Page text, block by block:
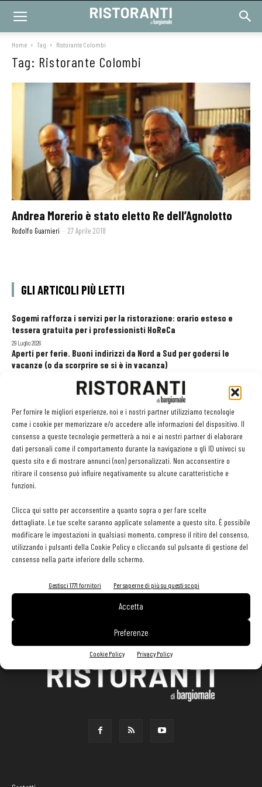
Per fornire le migliori esperienze, noi e i nostri partner utilizziamo tecnologie
come i cookie per memorizzare e/o accedere alle informazioni del dispositivo. Il
consenso a queste tecnologie permetterà a noi e ai nostri partner di elaborare
dati personali come il comportamento durante la navigazione o gli ID univoci su
questo sito e di mostrare annunci (non) personalizzati. Non acconsentire o
ritirare il consenso può influire negativamente su alcune caratteristiche e
funzioni.
Clicca qui sotto per acconsentire a quanto sopra o per fare scelte
dettagliate. Le tue scelte saranno applicate solamente a questo sito. È possibile
modificare le impostazioni in qualsiasi momento, compreso il ritiro del consenso,
utilizzando i pulsanti della Cookie Policy o cliccando sul pulsante di gestione del
consenso nella parte inferiore dello schermo.
Gestisci 1771 fornitori Per saperne di più su questi scopi
Accetta
Preferenze
Cookie Policy Privacy Policy
Home Tag Ristorante Colombi
Tag: Ristorante Colombi
Andrea Morerio è stato eletto Re dell’Agnolotto
Rodolfo Guarnieri - 27 Aprile 2018
GLI ARTICOLI PIÙ LETTI
Sogemi rafforza i servizi per la ristorazione: orario esteso e
tessera gratuita per i professionisti HoReCa
29 Luglio 2026
Aperti per ferie. Buoni indirizzi da Nord a Sud per godersi le
vacanze (o da scorprire se si è in vacanza)
Pos, compagni di gestione. Le ultime soluzioni delle aziende
EDICOLA WEB